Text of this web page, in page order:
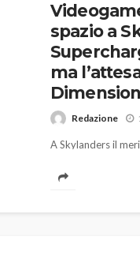
spazio a
ma
Redazione
A Skylanders il
figures, accanto a